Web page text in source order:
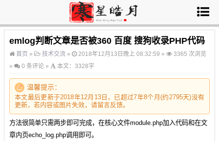
emlog判断文章是否被360 百度 搜狗收录PHP代码
首页 » 技术交流 » 2018年12月13日晚上 08:32:59 »
3365 次浏览
»
0 条评论 » 本文：3328字
温馨提示：
本文最后更新于2018年12月13日，已超过7年8个月(约2795天)没有
更新，若内容或图片失效，请留言反馈。
方法很简单只需两步即可完成，在核心文件module.php加入代码和在文
章内页echo_log.php调用即可。